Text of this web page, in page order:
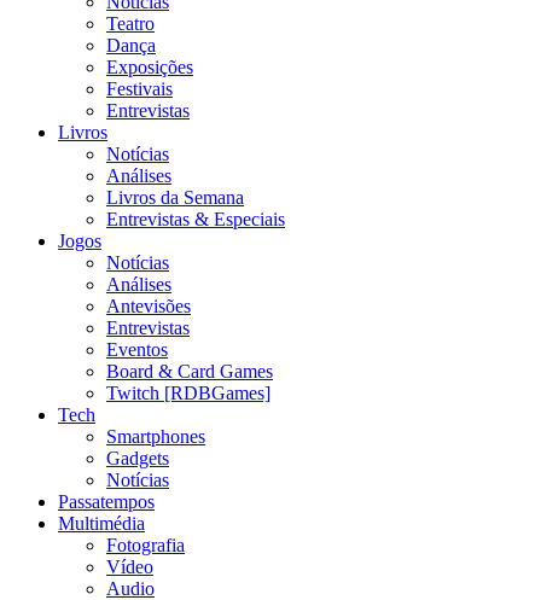
Teatro
Dança
Exposições
Festivais
Entrevistas
Livros
Notícias
Análises
Livros da Semana
Entrevistas & Especiais
Jogos
Notícias
Análises
Antevisões
Entrevistas
Eventos
Board & Card Games
Twitch [RDBGames]
Tech
Smartphones
Gadgets
Notícias
Passatempos
Multimédia
Fotografia
Vídeo
Audio